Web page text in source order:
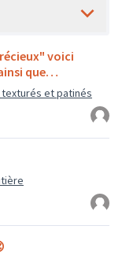
voici
que…
texturés et patinés